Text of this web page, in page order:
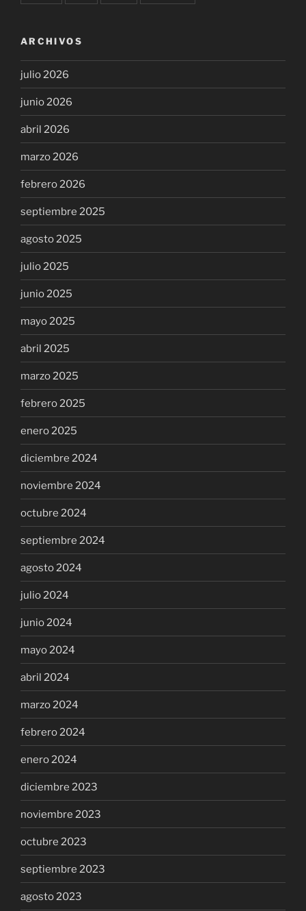
ARCHIVOS
julio 2026
junio 2026
abril 2026
marzo 2026
febrero 2026
septiembre 2025
agosto 2025
julio 2025
junio 2025
mayo 2025
abril 2025
marzo 2025
febrero 2025
enero 2025
diciembre 2024
noviembre 2024
octubre 2024
septiembre 2024
agosto 2024
julio 2024
junio 2024
mayo 2024
abril 2024
marzo 2024
febrero 2024
enero 2024
diciembre 2023
noviembre 2023
octubre 2023
septiembre 2023
agosto 2023